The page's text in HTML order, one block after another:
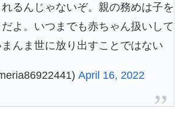
るんじゃないぞ。親の務めは子を
よ。いつまでも赤ちゃん扱いして
んま世に放り出すことではない
April 16, 2022